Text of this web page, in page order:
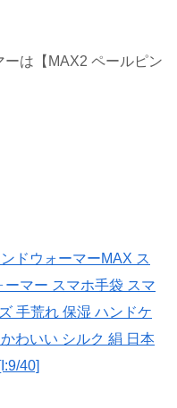
は【MAX2 ペールピン
ドウォーマーMAX ス
マー スマホ手袋 スマ
手荒れ 保湿 ハンドケ
わいい シルク 絹 日本
40]